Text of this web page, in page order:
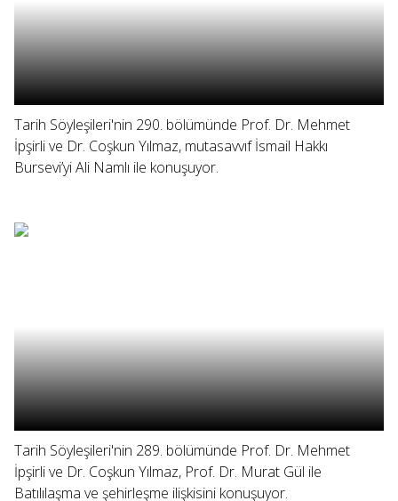
Tarih Söyleşileri'nin 290. bölümünde Prof. Dr. Mehmet
İpşirli ve Dr. Coşkun Yılmaz, mutasavvıf İsmail Hakkı
Bursevi’yi Ali Namlı ile konuşuyor.
Tarih Söyleşileri'nin 289. bölümünde Prof. Dr. Mehmet
İpşirli ve Dr. Coşkun Yılmaz, Prof. Dr. Murat Gül ile
Batılılaşma ve şehirleşme ilişkisini konuşuyor.